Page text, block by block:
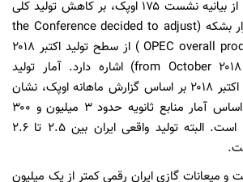
نهفته است؛ پاراگراف ۹ از بیانیه نشست ۱۷۵ اوپک، بر کاهش تولید کلی
اوپک به میزان ۸۰۰ هزار بشکه (the Conference decided to adjust
OPEC overall production by ۰.۸ mb/d ) از سطح تولید اکتبر ۲۰۱۸
این سازمان (from October ۲۰۱۸ levels) اشاره دارد. آمار تولید
کشورهای اوپک در ماه اکتبر ۲۰۱۸ بر اساس گزارش ماهانه اوپک، نشان
می‌دهد تولید ایران بر اساس آمار منابع ثانویه حدود ۳ میلیون و ۳۰۰
هزاربشکه در روز بوده است. البته تولید واقعی ایران بین ۲.۵ تا ۲.۶
و میعانات گازی ایران رقمی کمتر از یک میلیون